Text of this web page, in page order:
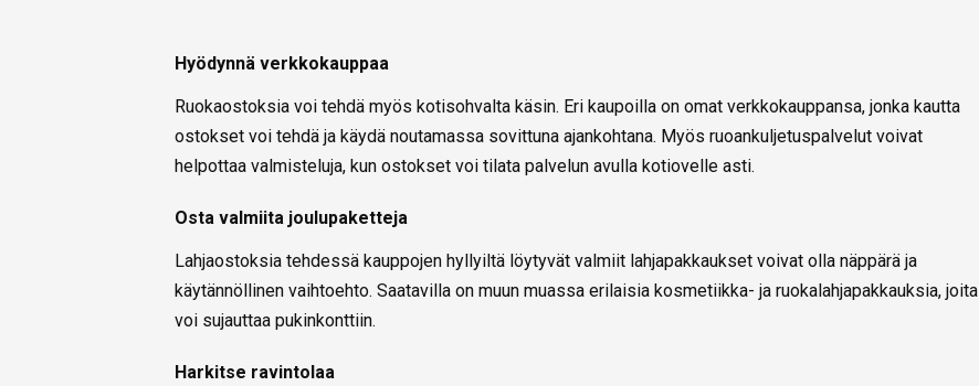
Hyödynnä verkkokauppaa
Ruokaostoksia voi tehdä myös kotisohvalta käsin. Eri kaupoilla on omat verkkokauppansa, jonka kautta
ostokset voi tehdä ja käydä noutamassa sovittuna ajankohtana. Myös ruoankuljetuspalvelut voivat
helpottaa valmisteluja, kun ostokset voi tilata palvelun avulla kotiovelle asti.
Osta valmiita joulupaketteja
Lahjaostoksia tehdessä kauppojen hyllyiltä löytyvät valmiit lahjapakkaukset voivat olla näppärä ja
käytännöllinen vaihtoehto. Saatavilla on muun muassa erilaisia kosmetiikka- ja ruokalahjapakkauksia, joita
voi sujauttaa pukinkonttiin.
Harkitse ravintolaa